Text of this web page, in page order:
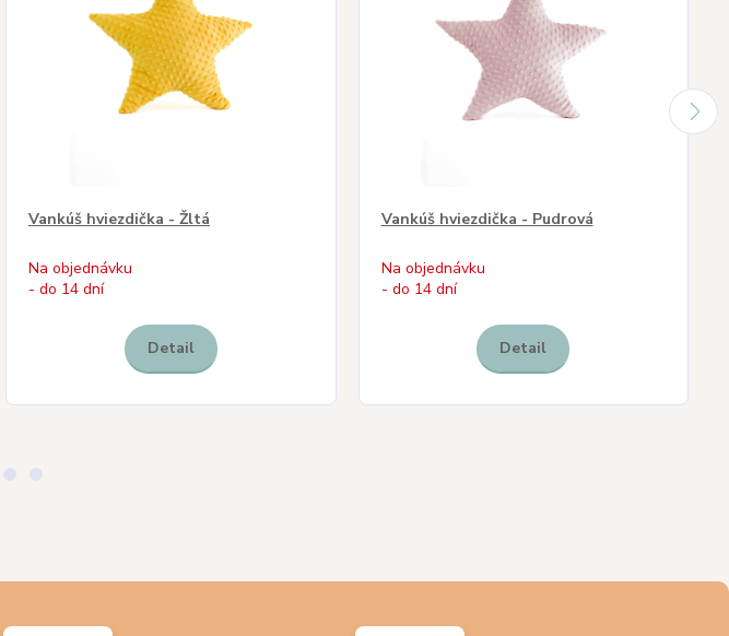
Vankúš hviezdička - Žltá
Na objednávku
- do 14 dní
Detail
Vankúš hviezdička - Pudrová
Na objednávku
- do 14 dní
Detail